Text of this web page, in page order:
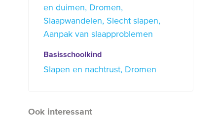
en duimen
Dromen
Slaapwandelen
Slecht slapen
Aanpak van slaapproblemen
Basisschoolkind
Slapen en nachtrust Dromen
Ook interessant